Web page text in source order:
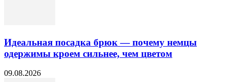
Идеальная посадка брюк — почему немцы
одержимы кроем сильнее, чем цветом
09.08.2026